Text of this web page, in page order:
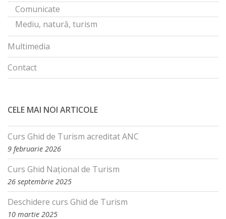
Comunicate
Mediu, natură, turism
Multimedia
Contact
CELE MAI NOI ARTICOLE
Curs Ghid de Turism acreditat ANC
9 februarie 2026
Curs Ghid Național de Turism
26 septembrie 2025
Deschidere curs Ghid de Turism
10 martie 2025